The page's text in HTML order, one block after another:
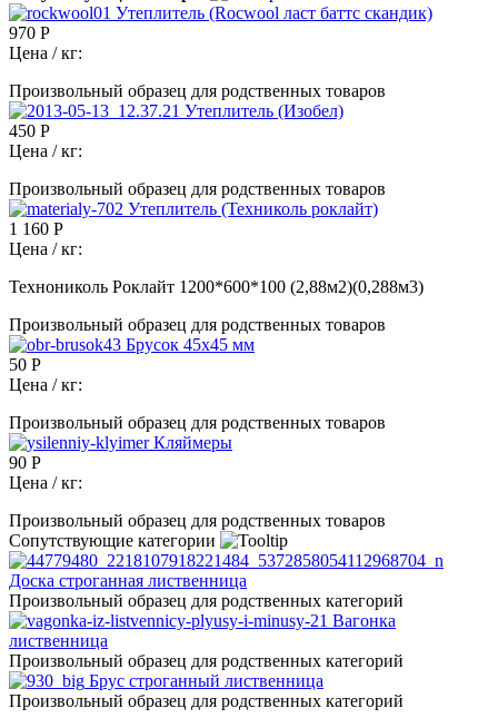
Утеплитель (Rocwool ласт баттс скандик)
970 Р
Цена / кг:
Произвольный образец для родственных товаров
Утеплитель (Изобел)
450 Р
Цена / кг:
Произвольный образец для родственных товаров
Утеплитель (Техниколь роклайт)
1 160 Р
Цена / кг:
Технониколь Роклайт 1200*600*100 (2,88м2)(0,288м3)
Произвольный образец для родственных товаров
Брусок 45x45 мм
50 Р
Цена / кг:
Произвольный образец для родственных товаров
Кляймеры
90 Р
Цена / кг:
Произвольный образец для родственных товаров
Сопутствующие категории
Доска строганная лиственница
Произвольный образец для родственных категорий
Вагонка
лиственница
Произвольный образец для родственных категорий
Брус строганный лиственница
Произвольный образец для родственных категорий